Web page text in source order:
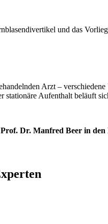
und das
Arzt –
Aufenthalt beläuft
Dr. Manfred Beer in